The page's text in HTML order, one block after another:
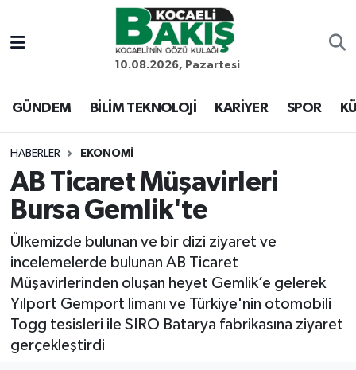
10.08.2026, Pazartesi
GÜNDEM BİLİM TEKNOLOJİ KARİYER SPOR
HABERLER EKONOMİ
AB Ticaret Müşavirleri
Bursa Gemlik'te
Ülkemizde bulunan ve bir dizi ziyaret ve
incelemelerde bulunan AB Ticaret
Müşavirlerinden oluşan heyet Gemlik’e gelerek
Yılport Gemport limanı ve Türkiye'nin otomobili
Togg tesisleri ile SIRO Batarya fabrikasına ziyaret
gerçekleştirdi
Kocaeli Nöbetçi Eczaneler
Kocaeli Hava Durumu
Süper Lig Puan Durumu ve Fikstür
Tüm Manşetler
Son Dakika Haberleri
Haber Arşivi